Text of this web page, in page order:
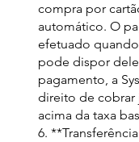
compra por
automático. O
efetuado
pode dispor
pagamento, a
direito de cobrar
acima da taxa
6.